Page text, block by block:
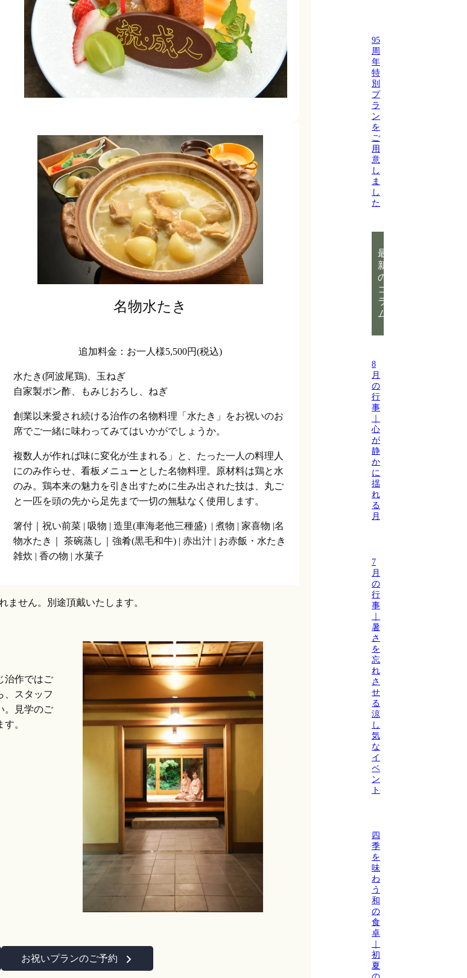
名物水たき
追加料金：お一人様5,500円(税込)
水たき(阿波尾鶏)、玉ねぎ
自家製ポン酢、もみじおろし、ねぎ
創業以来愛され続ける治作の名物料理「水たき」をお祝いのお
席でご一緒に味わってみてはいかがでしょうか。
複数人が作れば味に変化が生まれる」と、たった一人の料理人
にのみ作らせ、看板メニューとした名物料理。原材料は鶏と水
のみ。鶏本来の魅力を引き出すために生み出された技は、丸ご
と一匹を頭の先から足先まで一切の無駄なく使用します。
箸付｜祝い前菜 | 吸物 | 造里(車海老他三種盛) | 煮物 | 家喜物 |名
物水たき｜ 茶碗蒸し｜強肴(黒毛和牛) | 赤出汁 | お赤飯・水たき
雑炊 | 香の物 | 水菓子
せん。別途頂戴いたします。
治作ではご
、スタッフ
。見学のご
。
お祝いプランのご予約
95
周
年
特
別
プ
ラ
ン
を
ご
用
意
し
ま
し
た
最
新
の
コ
ラ
ム
8
月
の
行
事
｜
心
が
静
か
に
揺
れ
る
月
7
月
の
行
事
｜
暑
さ
を
忘
れ
さ
せ
る
涼
し
気
な
イ
ベ
ン
ト
四
季
を
味
わ
う
和
の
食
卓
｜
初
夏